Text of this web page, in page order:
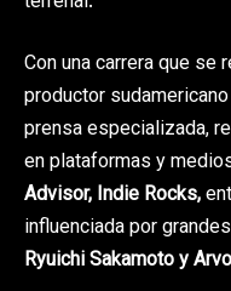
Con una carrera que se
productor
prensa especializada,
en plataformas y
Advisor, Indie Rocks,
influenciada por
Ryuichi Sakamoto y